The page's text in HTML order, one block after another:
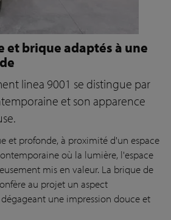
et brique adaptés à une
linea 9001 se distingue par
et son apparence
et profonde, à proximité d'un espace
où la lumière, l'espace
mis en valeur. La brique de
au projet un aspect
une impression douce et